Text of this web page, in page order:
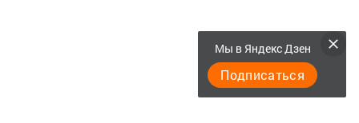
Мы в Яндекс Дзен
Подписаться